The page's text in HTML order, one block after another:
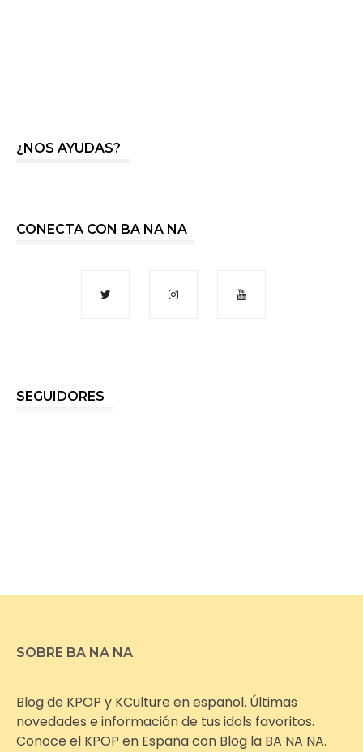
¿NOS AYUDAS?
CONECTA CON BA NA NA
SEGUIDORES
SOBRE BA NA NA
Blog de KPOP y KCulture en español. Últimas
novedades e información de tus idols favoritos.
Conoce el KPOP en España con Blog la BA NA NA.